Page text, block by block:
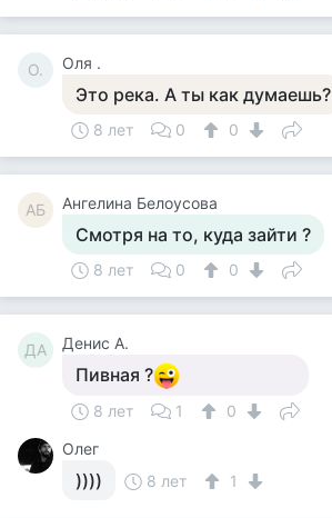
О. Оля .
Это река. А ты как думаешь?
8 лет 0 0
АБ Ангелина Белоусова
Смотря на то, куда зайти ?
8 лет 0 0
ДА Денис А.
Пивная ?
8 лет 1
0
Олег
)))) 8 лет 1